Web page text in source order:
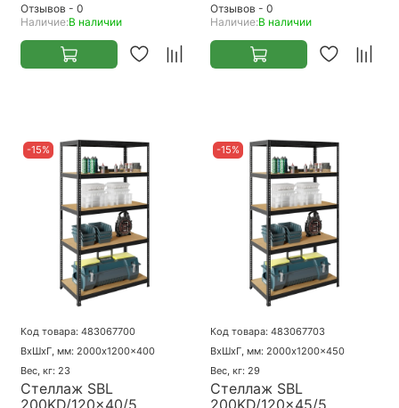
Отзывов - 0
Наличие:В наличии
Отзывов - 0
Наличие:В наличии
-15%
Код товара: 483067700
ВхШхГ, мм: 2000x1200x400
Вес, кг: 23
Стеллаж SBL
200KD/120x40/5
-15%
Код товара: 483067703
ВхШхГ, мм: 2000x1200x450
Вес, кг: 29
Стеллаж SBL
200KD/120x45/5